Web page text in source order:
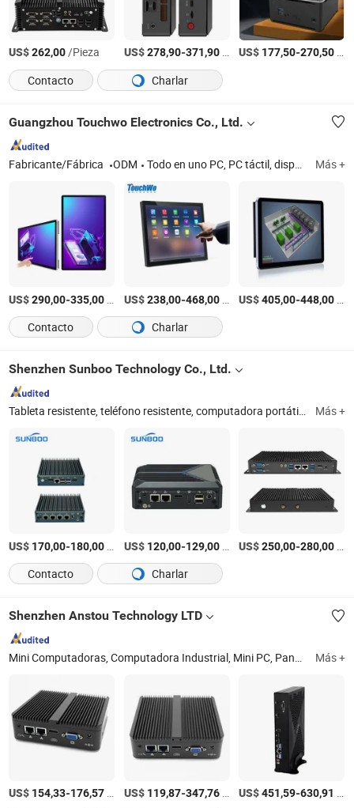
US$262,00/Pieza US$278,90-371,90/Pieza US$ 177,50-270,50
Contacto
Charlar
Guangzhou Touchwo Electronics Co., Ltd.
Fabricante/Fábrica ODM Todo en uno PC, PC táctil, dispositivo de reconocimiento facial, panel táctil, tableta táctil, panel plano industrial, quiosco de pago, máquina de consulta de autoservicio, quiosco de pedidos Más +
US$290,00-335,00 US$238,00-468,00/Pieza US$405,00-448,00
Contacto
Charlar
Shenzhen Sunboo Technology Co., Ltd.
Tableta resistente, teléfono resistente, computadora portátil, computadora industrial, dispositivo portátil resistente, tableta, teléfono móvil, escáner industrial, teléfono inteligente, computadora personal industrial Más +
US$ 170,00-180,00 US$ 120,00-129,00/Pieza US$250,00-280,00
Contacto
Charlar
Shenzhen Anstou Technology LTD
Mini Computadoras, Computadora Industrial, Mini PC, Panel Industrial, PC de Juegos, PC Industrial, PC Sin Ventilador, Computadora de Escritorio, Todo en Uno, Computadora de Oficina Más +
US$ 154,33-176,57 US$ 119,87-347,76/units US$451,59-630,91